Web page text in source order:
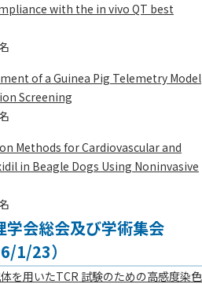
with the in vivo QT best
of a Guinea Pig Telemetry Model
Screening
Methods for Cardiovascular and
in Beagle Dogs Using Noninvasive
会総会及び学術集会
1/23）
を用いたTCR 試験のための高感度染色